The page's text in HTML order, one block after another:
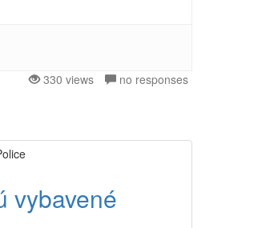
330 views no responses
vybavené